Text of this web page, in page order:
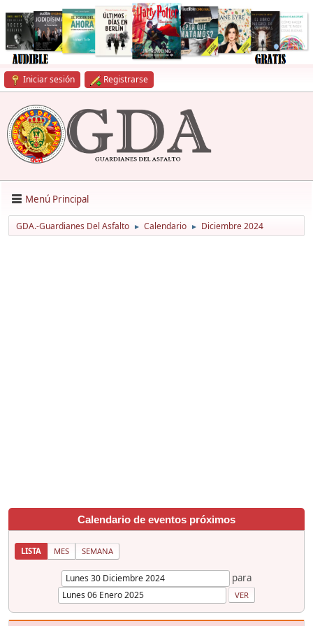
Iniciar sesión Registrarse
Menú Principal
GDA.-Guardianes Del Asfalto ► Calendario ► Diciembre 2024
Calendario de eventos próximos
LISTA MES SEMANA
para